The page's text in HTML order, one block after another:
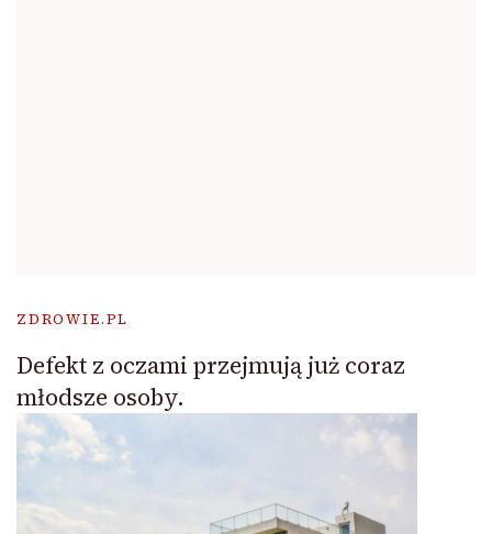
ZDROWIE.PL
Defekt z oczami przejmują już coraz
młodsze osoby.